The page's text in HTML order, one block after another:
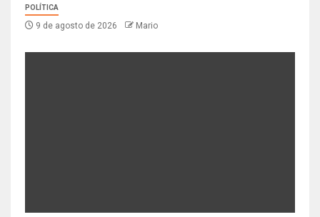
POLÍTICA
9 de agosto de 2026 Mario